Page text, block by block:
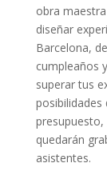
obra
diseñar
Barcelona,
cumpleaños
superar tus
posibilidades
presupuesto,
quedarán
asistentes.